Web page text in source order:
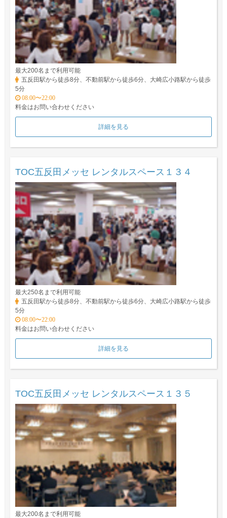
最大200名まで利用可能
五反田駅から徒歩8分、不動前駅から徒歩6分、大崎広小路駅から徒歩
5分
08:00〜22:00
料金はお問い合わせください
詳細を見る
TOC五反田メッセ レンタルスペース１３４
最大250名まで利用可能
五反田駅から徒歩8分、不動前駅から徒歩6分、大崎広小路駅から徒歩
5分
08:00〜22:00
料金はお問い合わせください
詳細を見る
TOC五反田メッセ レンタルスペース１３５
最大200名まで利用可能